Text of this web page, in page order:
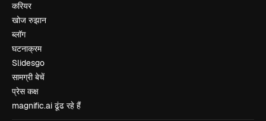
करियर
खोज रुझान
ब्लॉग
घटनाक्रम
Slidesgo
सामग्री बेचें
प्रेस कक्ष
magnific.ai ढूंढ रहे हैं